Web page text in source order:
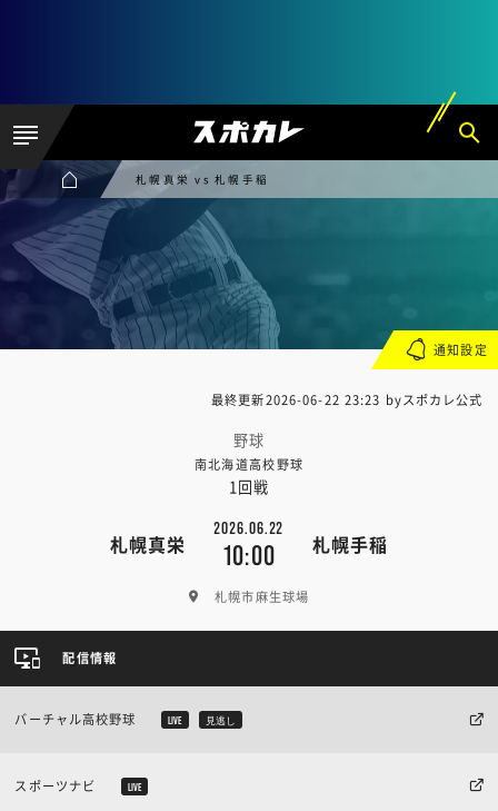
札幌真栄 vs 札幌手稲
最終更新2026-06-22 23:23 byスポカレ公式
野球
南北海道高校野球
1回戦
札幌真栄
2026.06.22
10:00 札幌手稲
札幌市麻生球場
通知設定
配信情報
バーチャル高校野球 LIVE 見逃し
スポーツナビ LIVE